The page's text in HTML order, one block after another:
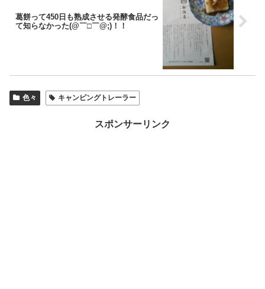
葛餅って450日も熟成させる発酵食品だっ
て知らなかった(@￣□￣@;)！！
色々 キャンピングトレーラー
スポンサーリンク